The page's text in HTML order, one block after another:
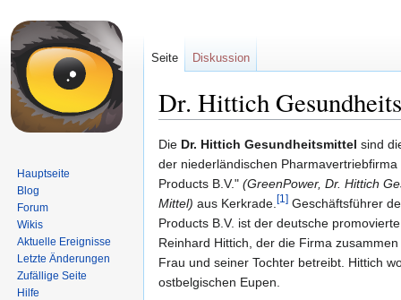
Dr. Hittich
Zur
Navigation
springen
Zur
Suche
springen
Die Dr. Hittich Gesundheitsmittel sind
der niederländischen Pharmavertriebfirma
Products B.V." (GreenPower, Dr. Hittich
Mittel) aus Kerkrade.[1] Geschäftsführer
Products B.V. ist der deutsche
Reinhard Hittich, der die Firma
Frau und seiner Tochter betreibt. Hittich
ostbelgischen Eupen.
Seite Diskussion
Hauptseite
Blog
Forum
Wikis
Aktuelle Ereignisse
Letzte Änderungen
Zufällige Seite
Hilfe